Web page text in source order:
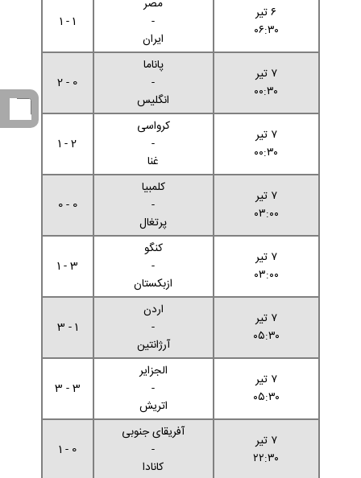
۶ تیر
۰۶:۳۰
مصر
-
ایران
1 - 1
۷ تیر
۰۰:۳۰
پاناما
-
انگلیس
0 - 2
۷ تیر
۰۰:۳۰
کرواسی
-
غنا
2 - 1
۷ تیر
۰۳:۰۰
کلمبیا
-
پرتغال
0 - 0
۷ تیر
۰۳:۰۰
کنگو
-
ازبکستان
3 - 1
۷ تیر
۰۵:۳۰
اردن
-
آرژانتین
1 - 3
۷ تیر
۰۵:۳۰
الجزایر
-
اتریش
3 - 3
۷ تیر
۲۲:۳۰
آفریقای جنوبی
-
کانادا
0 - 1